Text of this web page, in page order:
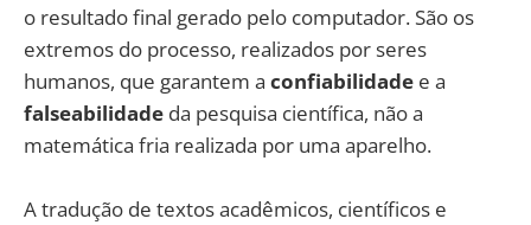
o resultado final gerado pelo computador. São os
extremos do processo, realizados por seres
humanos, que garantem a confiabilidade e a
falseabilidade da pesquisa científica, não a
matemática fria realizada por uma aparelho.
A tradução de textos acadêmicos, científicos e